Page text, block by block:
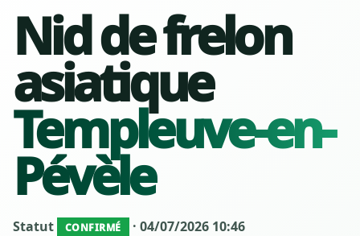
Nid de frelon
asiatique
Templeuve-en-
Pévèle
Statut CONFIRMÉ · 04/07/2026 10:46